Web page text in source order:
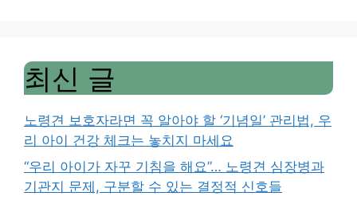
최신 글
노령견 보호자라면 꼭 알아야 할 ‘기념일’ 관리법, 우
리 아이 건강 체크는 놓치지 마세요
“우리 아이가 자꾸 기침을 해요”… 노령견 심장병과
기관지 문제, 구분할 수 있는 결정적 신호들